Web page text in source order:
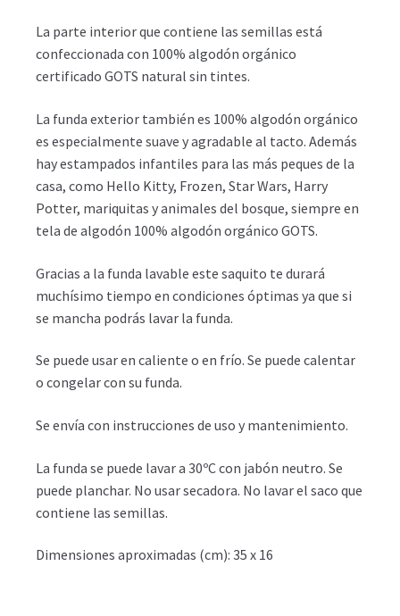
La parte interior que contiene las semillas está
confeccionada con 100% algodón orgánico
certificado GOTS natural sin tintes.
La funda exterior también es 100% algodón orgánico
es especialmente suave y agradable al tacto. Además
hay estampados infantiles para las más peques de la
casa, como Hello Kitty, Frozen, Star Wars, Harry
Potter, mariquitas y animales del bosque, siempre en
tela de algodón 100% algodón orgánico GOTS.
Gracias a la funda lavable este saquito te durará
muchísimo tiempo en condiciones óptimas ya que si
se mancha podrás lavar la funda.
Se puede usar en caliente o en frío. Se puede calentar
o congelar con su funda.
Se envía con instrucciones de uso y mantenimiento.
La funda se puede lavar a 30ºC con jabón neutro. Se
puede planchar. No usar secadora. No lavar el saco que
contiene las semillas.
Dimensiones aproximadas (cm): 35 x 16